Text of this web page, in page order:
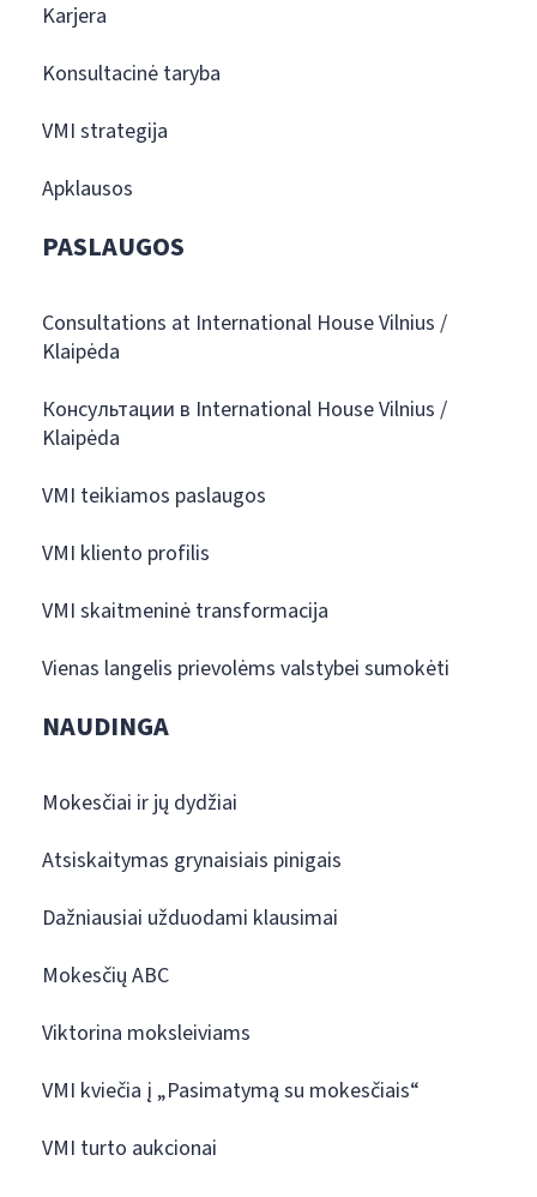
Karjera
Konsultacinė taryba
VMI strategija
Apklausos
PASLAUGOS
Consultations at International House Vilnius /
Klaipėda
Консультации в International House Vilnius /
Klaipėda
VMI teikiamos paslaugos
VMI kliento profilis
VMI skaitmeninė transformacija
Vienas langelis prievolėms valstybei sumokėti
NAUDINGA
Mokesčiai ir jų dydžiai
Atsiskaitymas grynaisiais pinigais
Dažniausiai užduodami klausimai
Mokesčių ABC
Viktorina moksleiviams
VMI kviečia į „Pasimatymą su mokesčiais“
VMI turto aukcionai